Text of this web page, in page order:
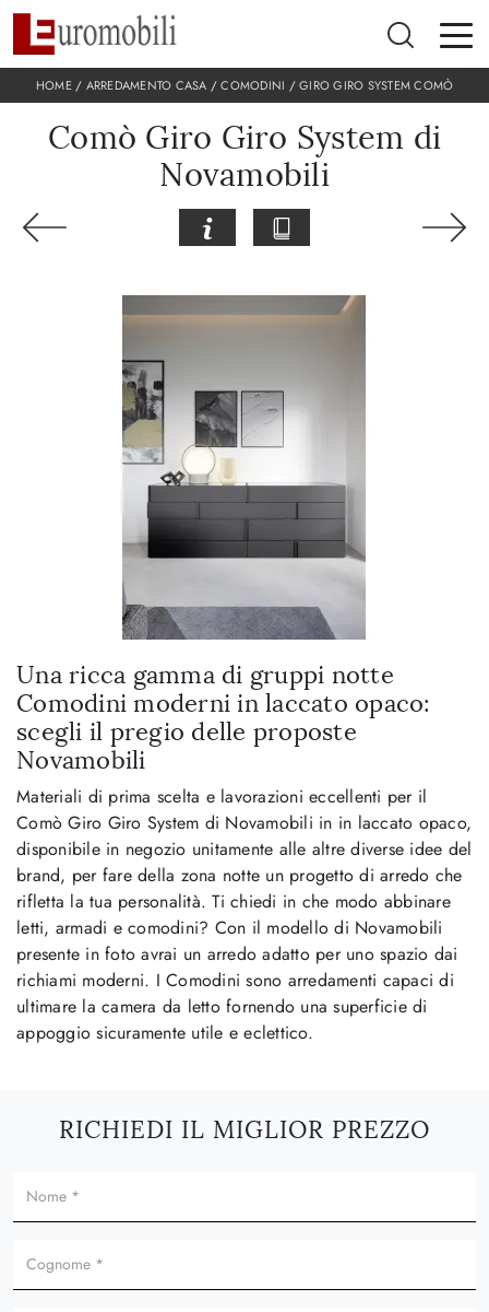
HOME/ ARREDAMENTO CASA /COMODINI /GIRO GIRO SYSTEM COMÒ
Comò Giro Giro System di
Novamobili
Una ricca gamma di gruppi notte
Comodini moderni in laccato opaco:
scegli il pregio delle proposte
Novamobili
Materiali di prima scelta e lavorazioni eccellenti per il
Comò Giro Giro System di Novamobili in in laccato opaco,
disponibile in negozio unitamente alle altre diverse idee del
brand, per fare della zona notte un progetto di arredo che
rifletta la tua personalità. Ti chiedi in che modo abbinare
letti, armadi e comodini? Con il modello di Novamobili
presente in foto avrai un arredo adatto per uno spazio dai
richiami moderni. I Comodini sono arredamenti capaci di
ultimare la camera da letto fornendo una superficie di
appoggio sicuramente utile e eclettico.
RICHIEDI IL MIGLIOR PREZZO